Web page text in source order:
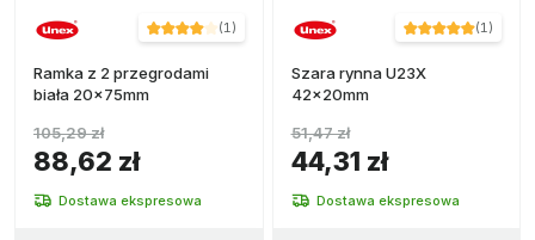
(1)
Ramka z 2 przegrodami
biała 20x75mm
88,62 zł
105,29 zł
Dostawa ekspresowa
(1)
Szara rynna U23X
42x20mm
44,31 zł
51,47 zł
Dostawa ekspresowa